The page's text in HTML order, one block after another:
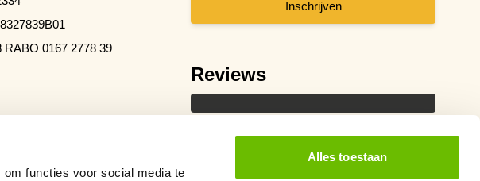
functies voor social media te
Alles toestaan
RABO 0167 2778 39
Inschrijven
Reviews